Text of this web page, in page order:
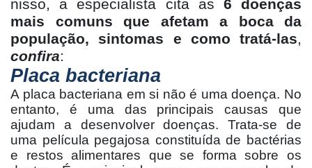
nisso, a especialista cita as 6 doenças
mais comuns que afetam a boca da
população, sintomas e como tratá-las,
confira:
Placa bacteriana
A placa bacteriana em si não é uma doença. No
entanto, é uma das principais causas que
ajudam a desenvolver doenças. Trata-se de
uma película pegajosa constituída de bactérias
e restos alimentares que se forma sobre os